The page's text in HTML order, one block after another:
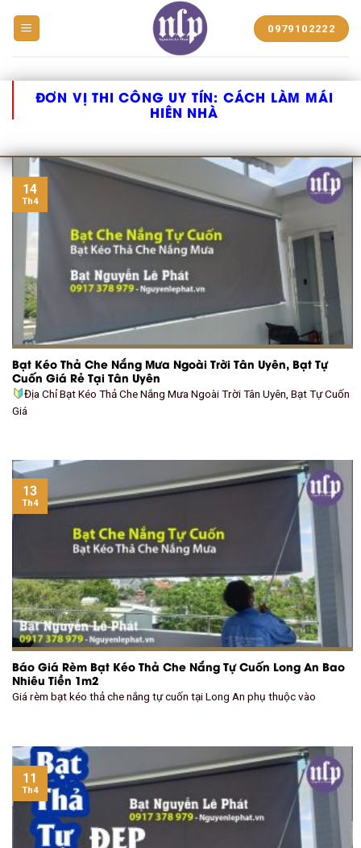
NHỰA
0979102222
ĐƠN VỊ THI CÔNG UY TÍN: CÁCH LÀM MÁI
HIÊN NHÀ
Bạt Kéo Thả Che Nắng Mưa Ngoài Trời Tân Uyên, Bạt Tự
Cuốn Giá Rẻ Tại Tân Uyên
Địa Chỉ Bạt Kéo Thả Che Nắng Mưa Ngoài Trời Tân Uyên, Bạt Tự Cuốn
Giá
14
Th4
Báo Giá Rèm Bạt Kéo Thả Che Nắng Tự Cuốn Long An Bao
Nhiêu Tiền 1m2
Giá rèm bạt kéo thả che nắng tự cuốn tại Long An phụ thuộc vào
13
Th4
11
Th4